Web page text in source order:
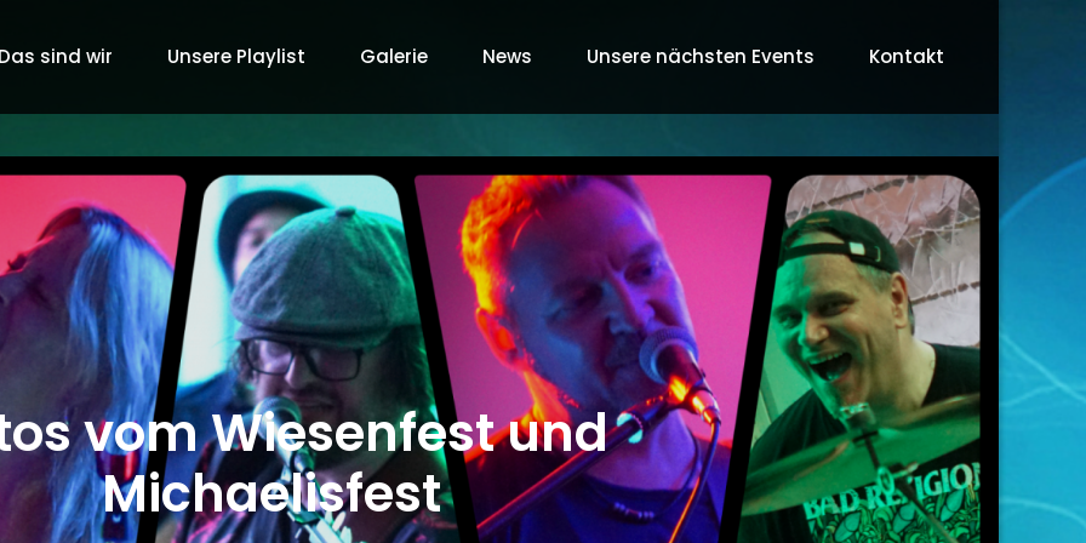
Das sind wir Unsere Playlist Galerie News Unsere nächsten Events Kontakt
vom Wiesenfest und
Michaelisfest